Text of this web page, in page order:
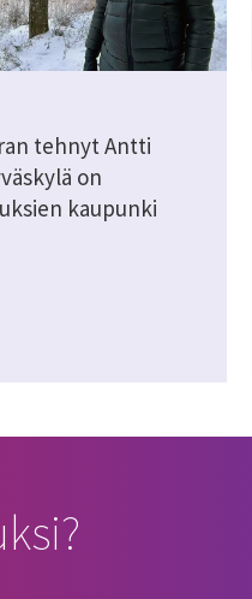
tehnyt Antti
on
kaupunki